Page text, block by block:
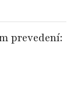
prevedení: